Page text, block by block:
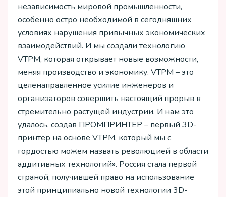
независимость мировой промышленности,
особенно остро необходимой в сегодняшних
условиях нарушения привычных экономических
взаимодействий. И мы создали технологию
VTPM, которая открывает новые возможности,
меняя производство и экономику. VTPM – это
целенаправленное усилие инженеров и
организаторов совершить настоящий прорыв в
стремительно растущей индустрии. И нам это
удалось, создав ПРОМПРИНТЕР – первый 3D-
принтер на основе VTPM, который мы с
гордостью можем назвать революцией в области
аддитивных технологий». Россия стала первой
страной, получившей право на использование
этой принципиально новой технологии 3D-